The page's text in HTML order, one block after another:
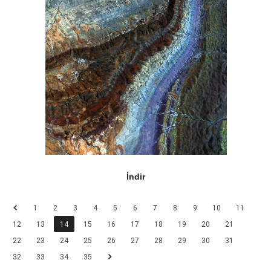
İndir
1 2 3 4 5 6 7 8 9 10
11
12
13 14 15 16 17 18 19 20
21
22
23 24 25 26 27 28 29 30
31
32
33 34 35